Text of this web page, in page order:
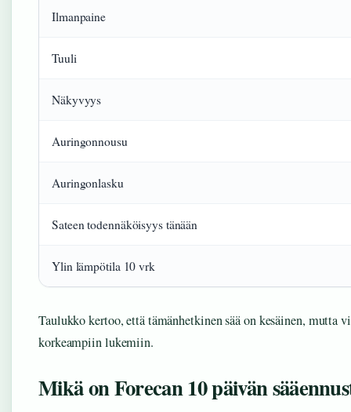
Ilmanpaine
Tuuli
Näkyvyys
Auringonnousu
Auringonlasku
Sateen todennäköisyys tänään
Ylin lämpötila 10 vrk
Taulukko kertoo, että tämänhetkinen sää on kesäinen, mutta
korkeampiin lukemiin.
Mikä on Forecan 10 päivän